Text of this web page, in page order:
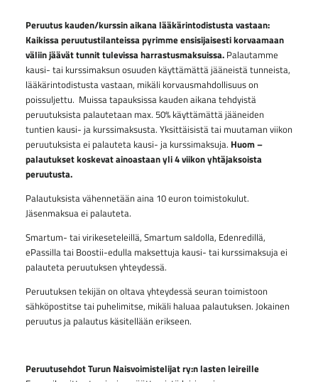
Peruutus kauden/kurssin aikana lääkärintodistusta vastaan:
Kaikissa peruutustilanteissa pyrimme ensisijaisesti korvaamaan
väliin jäävät tunnit tulevissa harrastusmaksuissa. Palautamme
kausi- tai kurssimaksun osuuden käyttämättä jääneistä tunneista,
lääkärintodistusta vastaan, mikäli korvausmahdollisuus on
poissuljettu. Muissa tapauksissa kauden aikana tehdyistä
peruutuksista palautetaan max. 50% käyttämättä jääneiden
tuntien kausi- ja kurssimaksusta. Yksittäisistä tai muutaman viikon
peruutuksista ei palauteta kausi- ja kurssimaksuja. Huom –
palautukset koskevat ainoastaan yli 4 viikon yhtäjaksoista
peruutusta.
Palautuksista vähennetään aina 10 euron toimistokulut.
Jäsenmaksua ei palauteta.
Smartum- tai virikeseteleillä, Smartum saldolla, Edenredillä,
ePassilla tai Boostii-edulla maksettuja kausi- tai kurssimaksuja ei
palauteta peruutuksen yhteydessä.
Peruutuksen tekijän on oltava yhteydessä seuran toimistoon
sähköpostitse tai puhelimitse, mikäli haluaa palautuksen. Jokainen
peruutus ja palautus käsitellään erikseen.
Peruutusehdot Turun Naisvoimistelijat ry:n lasten leireille